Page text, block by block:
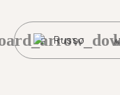
Russo